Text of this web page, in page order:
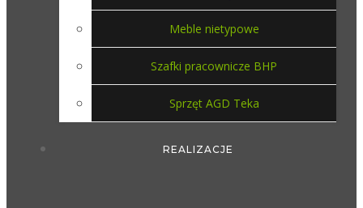
Meble nietypowe
Szafki pracownicze BHP
Sprzęt AGD Teka
REALIZACJE